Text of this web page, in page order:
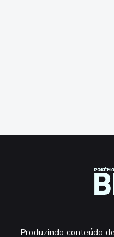
Produzindo conteúdo